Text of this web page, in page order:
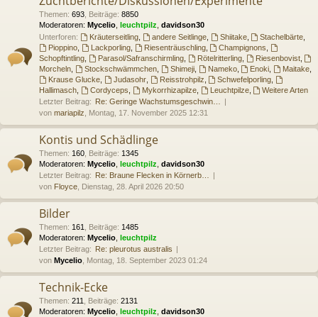
Themen: 693 Beiträge: 8850
Moderatoren: Mycelio leuchtpilz davidson30
Unterforen:
Kräuterseitling, andere Seitlinge, Shiitake, Stachelbärte
Pioppino, Lackporling, Riesenträuschling, Champignons
Schopftintling
Parasol/Safranschirmling, Rötelritterling, Riesenbovist,
Morcheln
Stockschwämmchen, Shimeji, Nameko, Enoki Maitake
Krause Glucke, Judasohr, Reisstrohpilz Schwefelporling
Hallimasch
Cordyceps Mykorrhizapilze, Leuchtpilze,
Weitere Arten
Letzter Beitrag: Re: Geringe Wachstumsgeschwin…
von mariapilz , Montag, 17. November 2025 12:31
Kontis und Schädlinge
Themen: 160 Beiträge: 1345
Moderatoren: Mycelio leuchtpilz davidson30
Letzter Beitrag: Re: Braune Flecken in Körnerb…
von Floyce , Dienstag, 28. April 2026 20:50
Bilder
Themen: 161 Beiträge: 1485
Moderatoren: Mycelio leuchtpilz
Letzter Beitrag: Re: pleurotus australis
von Mycelio , Montag, 18. September 2023 01:24
Technik-Ecke
Themen: 211 Beiträge: 2131
Moderatoren: Mycelio leuchtpilz davidson30